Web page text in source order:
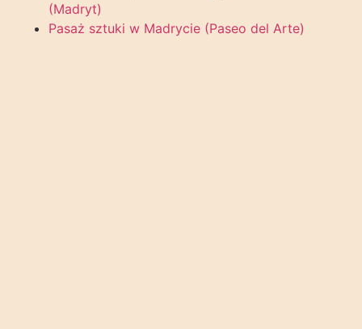
(Madryt)
Pasaż sztuki w Madrycie (Paseo del Arte)